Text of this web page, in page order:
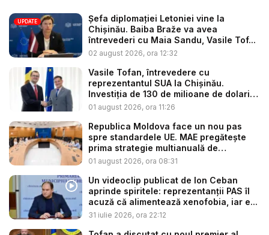
UPDATE
Șefa diplomației Letoniei vine la
Chișinău. Baiba Braže va avea
întrevederi cu Maia Sandu, Vasile Tof...
02 august 2026, ora 12:32
Vasile Tofan, întrevedere cu
reprezentantul SUA la Chișinău.
Investiția de 130 de milioane de dolari
p...
01 august 2026, ora 11:26
Republica Moldova face un nou pas
spre standardele UE. MAE pregătește
prima strategie multianuală de
coopera...
01 august 2026, ora 08:31
Un videoclip publicat de Ion Ceban
aprinde spiritele: reprezentanții PAS îl
acuză că alimentează xenofobia, iar e...
31 iulie 2026, ora 22:12